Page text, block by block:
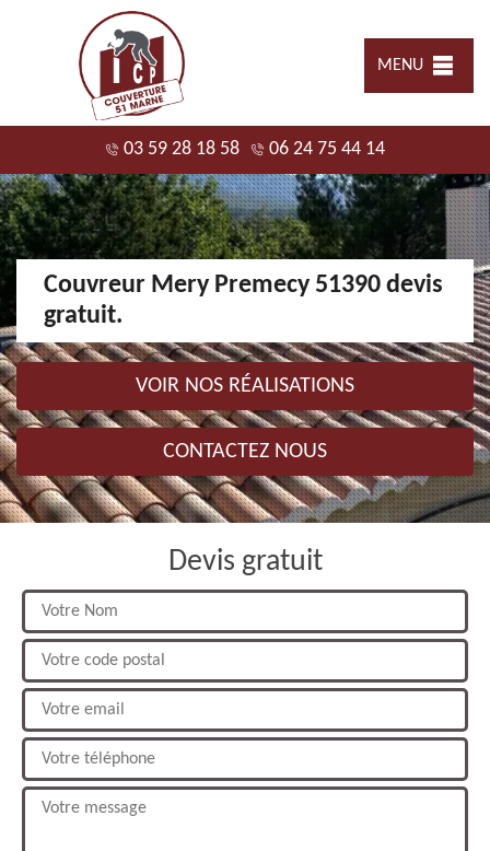
MENU
03 59 28 18 58 06 24 75 44 14
Couvreur Mery Premecy 51390 devis
gratuit.
VOIR NOS RÉALISATIONS
CONTACTEZ NOUS
Devis gratuit